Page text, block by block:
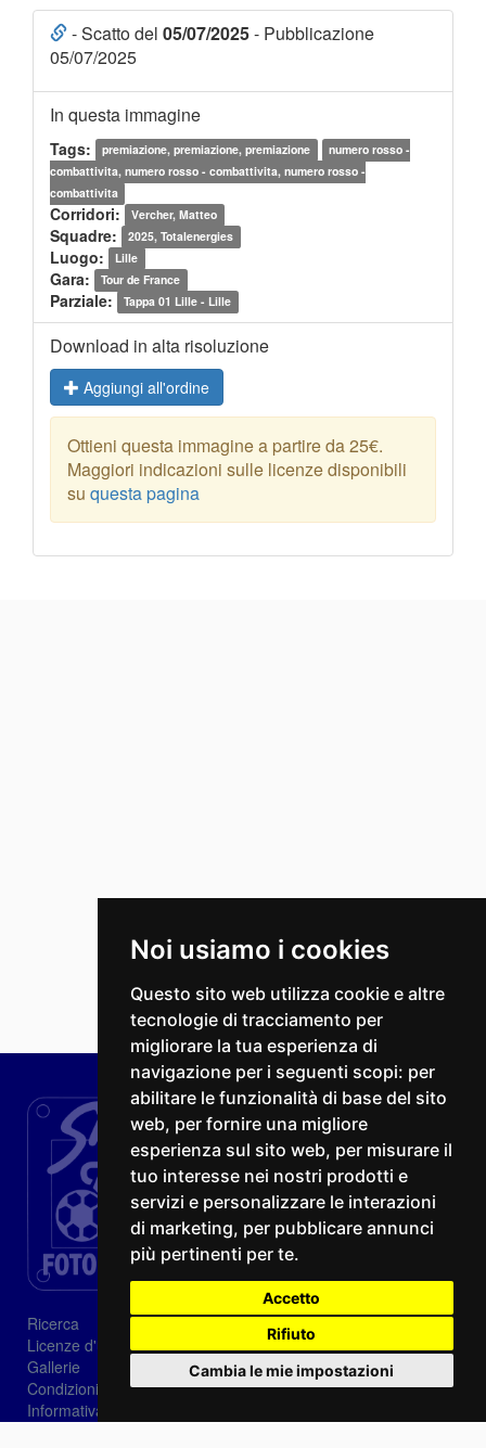
Noi usiamo i cookies
Questo sito web utilizza cookie e altre
tecnologie di tracciamento per
migliorare la tua esperienza di
navigazione per i seguenti scopi: per
abilitare le funzionalità di base del sito
web, per fornire una migliore
esperienza sul sito web, per misurare il
tuo interesse nei nostri prodotti e
servizi e personalizzare le interazioni
di marketing, per pubblicare annunci
più pertinenti per te.
Accetto
Rifiuto
Cambia le mie impostazioni
- Scatto del 05/07/2025- Pubblicazione
05/07/2025
In questa immagine
Tags: premiazione, premiazione, premiazione
numero rosso -
combattivita, numero rosso - combattivita, numero rosso -
combattivita
Corridori: Vercher, Matteo
Squadre: 2025, Totalenergies
Luogo: Lille
Gara: Tour de France
Parziale: Tappa 01 Lille - Lille
Download in alta risoluzione
Aggiungi all'ordine
Ottieni questa immagine a partire da 25€.
Maggiori indicazioni sulle licenze disponibili
su questa pagina
Ricerca
Licenze d'utilizzo
Gallerie
Condizioni di vendita
Informativa sui Cookie